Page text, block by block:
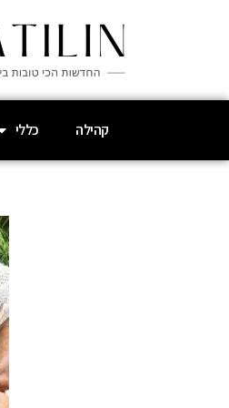
קהילה כללי